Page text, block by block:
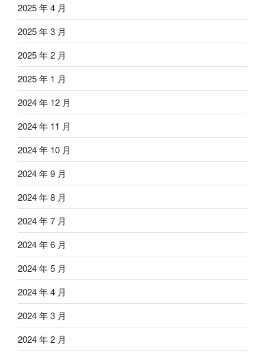
2025 年 4 月
2025 年 3 月
2025 年 2 月
2025 年 1 月
2024 年 12 月
2024 年 11 月
2024 年 10 月
2024 年 9 月
2024 年 8 月
2024 年 7 月
2024 年 6 月
2024 年 5 月
2024 年 4 月
2024 年 3 月
2024 年 2 月